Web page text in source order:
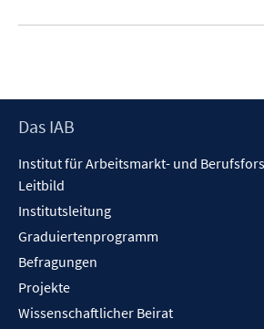
Footer
Das IAB
Institut für Arbeitsmarkt- und
Leitbild
Institutsleitung
Graduiertenprogramm
Befragungen
Projekte
Wissenschaftlicher Beirat